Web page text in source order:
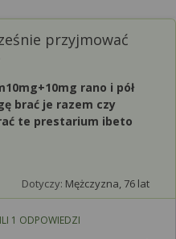
przyjmować
rano i pół
brać je razem czy
te prestarium ibeto
Dotyczy: Mężczyzna, 76 lat
1 ODPOWIEDZI